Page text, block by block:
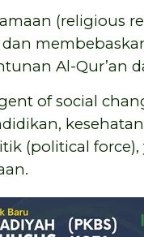
(religious
Al-Qur’an
of social
(political